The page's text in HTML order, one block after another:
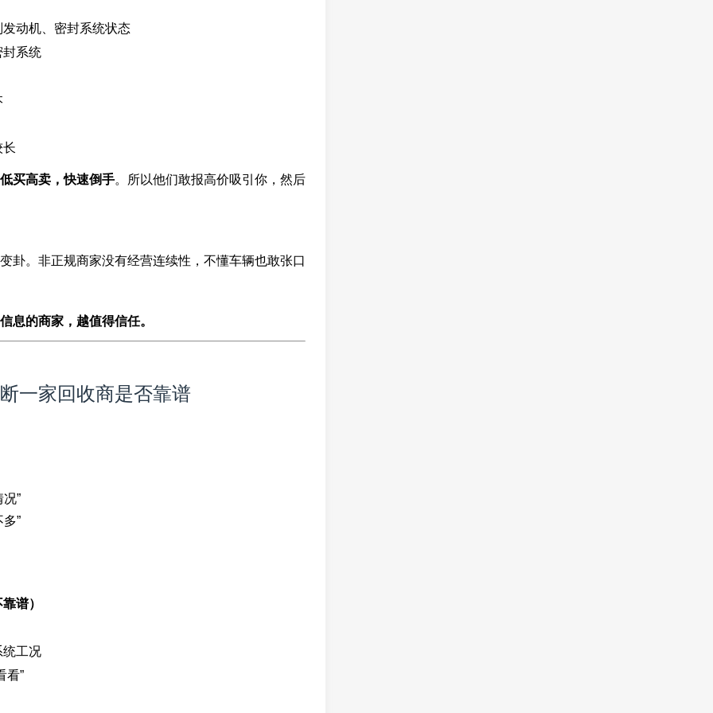
动机、密封系统状态
封系统
长
低买高卖，快速倒手。所以他们敢报高价吸引你，然后
卦。非正规商家没有经营连续性，不懂车辆也敢张口
息的商家，越值得信任。
一家回收商是否靠谱
”
”
谱）
统工况
看”